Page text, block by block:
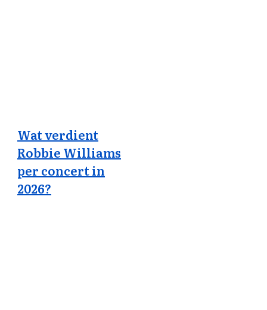
Wat verdient
Robbie Williams
per concert in
2026?